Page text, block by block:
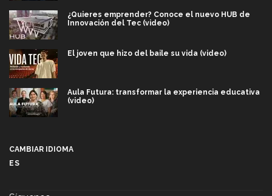
¿Quieres emprender? Conoce el nuevo HUB de
Innovación del Tec (video)
El joven que hizo del baile su vida (video)
Aula Futura: transformar la experiencia educativa
(video)
CAMBIAR IDIOMA
ES